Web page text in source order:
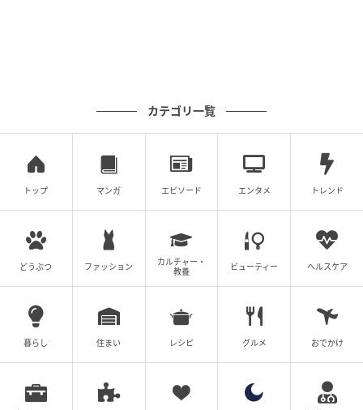
カテゴリ一覧
トップ マンガ エピソード エンタメ トレンド
どうぶつ ファッション
カルチャー・
教養
ビューティー ヘルスケア
暮らし 住まい レシピ グルメ おでかけ